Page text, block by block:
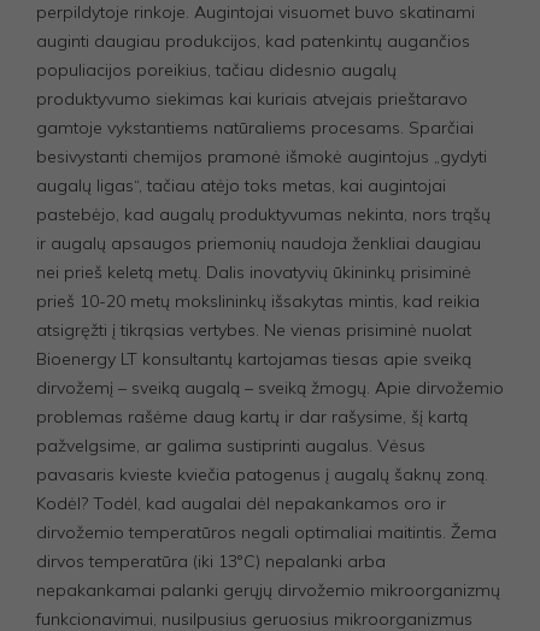
perpildytoje rinkoje. Augintojai visuomet buvo skatinami
auginti daugiau produkcijos, kad patenkintų augančios
populiacijos poreikius, tačiau didesnio augalų
produktyvumo siekimas kai kuriais atvejais prieštaravo
gamtoje vykstantiems natūraliems procesams. Sparčiai
besivystanti chemijos pramonė išmokė augintojus „gydyti
augalų ligas“, tačiau atėjo toks metas, kai augintojai
pastebėjo, kad augalų produktyvumas nekinta, nors trąšų
ir augalų apsaugos priemonių naudoja ženkliai daugiau
nei prieš keletą metų. Dalis inovatyvių ūkininkų prisiminė
prieš 10-20 metų mokslininkų išsakytas mintis, kad reikia
atsigręžti į tikrąsias vertybes. Ne vienas prisiminė nuolat
Bioenergy LT konsultantų kartojamas tiesas apie sveiką
dirvožemį – sveiką augalą – sveiką žmogų. Apie dirvožemio
problemas rašėme daug kartų ir dar rašysime, šį kartą
pažvelgsime, ar galima sustiprinti augalus. Vėsus
pavasaris kvieste kviečia patogenus į augalų šaknų zoną.
Kodėl? Todėl, kad augalai dėl nepakankamos oro ir
dirvožemio temperatūros negali optimaliai maitintis. Žema
dirvos temperatūra (iki 13°C) nepalanki arba
nepakankamai palanki gerųjų dirvožemio mikroorganizmų
funkcionavimui, nusilpusius geruosius mikroorganizmus